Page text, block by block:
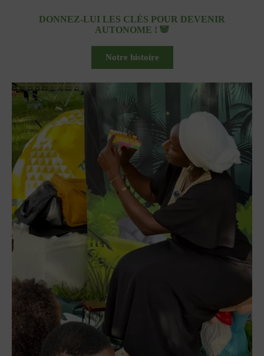
DONNEZ-LUI LES CLÉS POUR DEVENIR
AUTONOME ! 🐼
Notre histoire